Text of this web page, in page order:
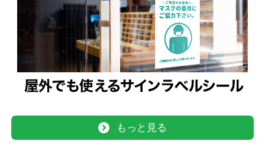
もっと見る